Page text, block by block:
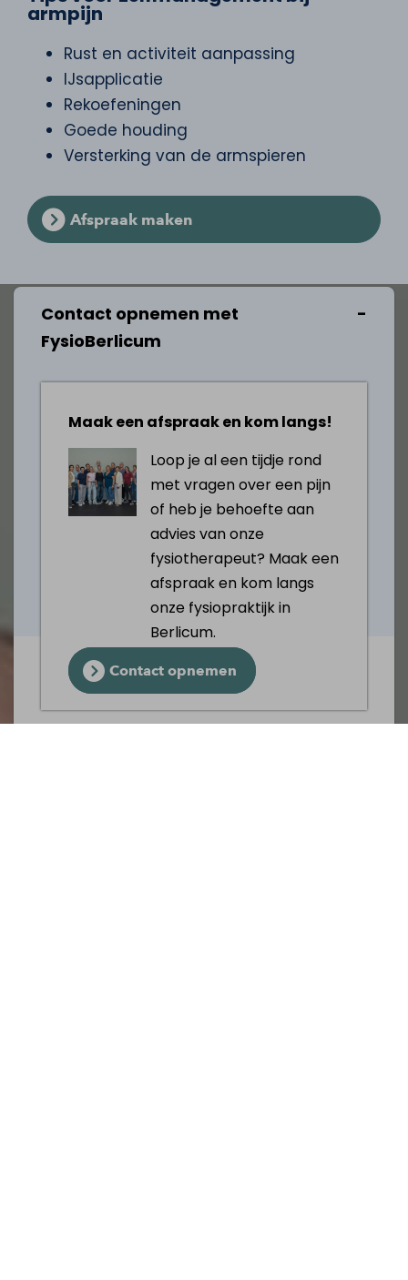
armpijn
Rust en activiteit aanpassing
IJsapplicatie
Rekoefeningen
Goede houding
Versterking van de armspieren
Afspraak maken
Contact opnemen met
FysioBerlicum
Maak een afspraak en kom langs!
Loop je al een tijdje rond
met vragen over een pijn
of heb je behoefte aan
advies van onze
fysiotherapeut? Maak een
afspraak en kom langs
onze fysiopraktijk in
Berlicum.
Contact opnemen